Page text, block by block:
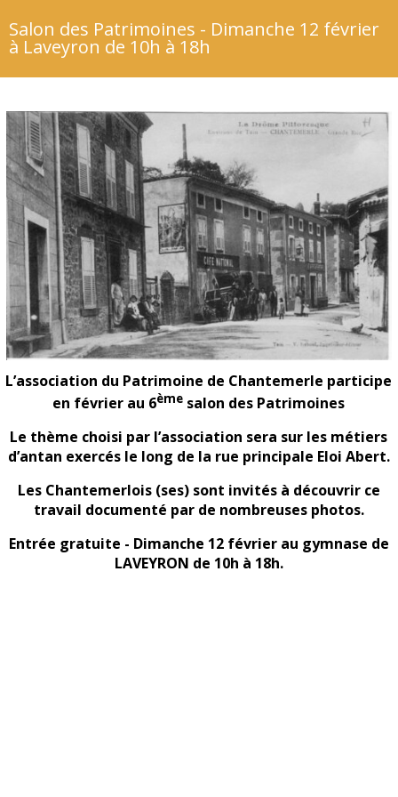
Salon des Patrimoines - Dimanche 12 février
à Laveyron de 10h à 18h
L’association du Patrimoine de Chantemerle participe
en février au 6ème salon des Patrimoines
Le thème choisi par l’association sera sur les métiers
d’antan exercés le long de la rue principale Eloi Abert.
Les Chantemerlois (ses) sont invités à découvrir ce
travail documenté par de nombreuses photos.
Entrée gratuite - Dimanche 12 février au gymnase de
LAVEYRON de 10h à 18h.